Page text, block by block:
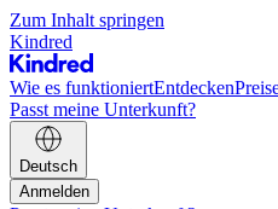
Zum Inhalt springen
Kindred
Wie es funktioniertEntdecken
Passt meine Unterkunft?
Deutsch
Anmelden